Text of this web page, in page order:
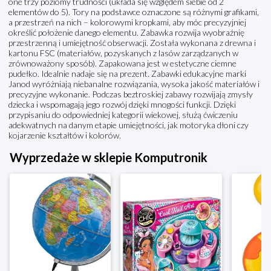
elementów do 5). Tory na podstawce oznaczone są różnymi grafikami,
a przestrzeń na nich – kolorowymi kropkami, aby móc precyzyjniej
określić położenie danego elementu. Zabawka rozwija wyobraźnię
przestrzenną i umiejętność obserwacji. Została wykonana z drewna i
kartonu FSC (materiałów, pozyskanych z lasów zarządzanych w
zrównoważony sposób). Zapakowana jest w estetyczne ciemne
pudełko. Idealnie nadaje się na prezent. Zabawki edukacyjne marki
Janod wyróżniają niebanalne rozwiązania, wysoka jakość materiałów i
precyzyjne wykonanie. Podczas beztroskiej zabawy rozwijają zmysły
dziecka i wspomagają jego rozwój dzięki mnogości funkcji. Dzięki
przypisaniu do odpowiedniej kategorii wiekowej, służą ćwiczeniu
adekwatnych na danym etapie umiejętności, jak motoryka dłoni czy
kojarzenie kształtów i kolorów.
Wyprzedaże w sklepie Komputronik